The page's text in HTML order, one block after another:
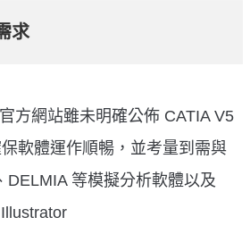
求
方網站雖未明確公佈 CATIA V5
軟體運作順暢，並考量到需與
DELMIA 等模擬分析軟體以及